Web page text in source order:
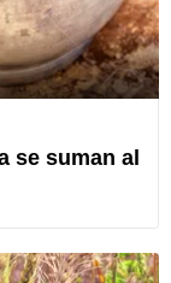
se suman al